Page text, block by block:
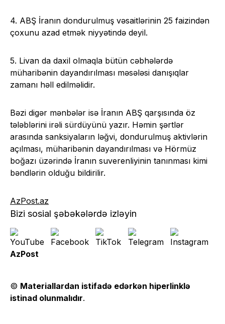
4. ABŞ İranın dondurulmuş vəsaitlərinin 25 faizindən
çoxunu azad etmək niyyətində deyil.
5. Livan da daxil olmaqla bütün cəbhələrdə
müharibənin dayandırılması məsələsi danışıqlar
zamanı həll edilməlidir.
Bəzi digər mənbələr isə İranın ABŞ qarşısında öz
tələblərini irəli sürdüyünü yazır. Həmin şərtlər
arasında sanksiyaların ləğvi, dondurulmuş aktivlərin
açılması, müharibənin dayandırılması və Hörmüz
boğazı üzərində İranın suverenliyinin tanınması kimi
bəndlərin olduğu bildirilir.
AzPost.az
Bizi sosial şəbəkələrdə izləyin
AzPost
© Materiallardan istifadə edərkən hiperlinklə
istinad olunmalıdır.